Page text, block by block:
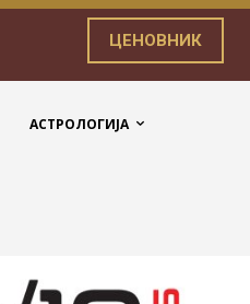
ЦЕНОВНИК
АСТРОЛОГИЈА